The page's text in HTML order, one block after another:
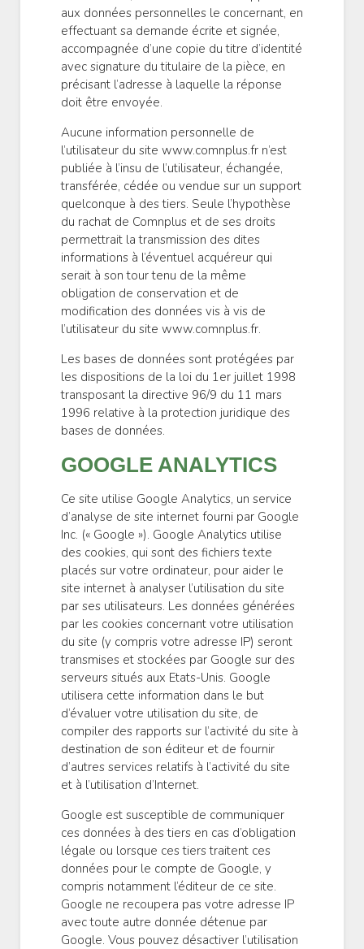
aux données personnelles le concernant, en
effectuant sa demande écrite et signée,
accompagnée d’une copie du titre d’identité
avec signature du titulaire de la pièce, en
précisant l’adresse à laquelle la réponse
doit être envoyée.
Aucune information personnelle de
l’utilisateur du site www.comnplus.fr n’est
publiée à l’insu de l’utilisateur, échangée,
transférée, cédée ou vendue sur un support
quelconque à des tiers. Seule l’hypothèse
du rachat de Comnplus et de ses droits
permettrait la transmission des dites
informations à l’éventuel acquéreur qui
serait à son tour tenu de la même
obligation de conservation et de
modification des données vis à vis de
l’utilisateur du site www.comnplus.fr.
Les bases de données sont protégées par
les dispositions de la loi du 1er juillet 1998
transposant la directive 96/9 du 11 mars
1996 relative à la protection juridique des
bases de données.
GOOGLE ANALYTICS
Ce site utilise Google Analytics, un service
d’analyse de site internet fourni par Google
Inc. (« Google »). Google Analytics utilise
des cookies, qui sont des fichiers texte
placés sur votre ordinateur, pour aider le
site internet à analyser l’utilisation du site
par ses utilisateurs. Les données générées
par les cookies concernant votre utilisation
du site (y compris votre adresse IP) seront
transmises et stockées par Google sur des
serveurs situés aux Etats-Unis. Google
utilisera cette information dans le but
d’évaluer votre utilisation du site, de
compiler des rapports sur l’activité du site à
destination de son éditeur et de fournir
d’autres services relatifs à l’activité du site
et à l’utilisation d’Internet.
Google est susceptible de communiquer
ces données à des tiers en cas d’obligation
légale ou lorsque ces tiers traitent ces
données pour le compte de Google, y
compris notamment l’éditeur de ce site.
Google ne recoupera pas votre adresse IP
avec toute autre donnée détenue par
Google. Vous pouvez désactiver l’utilisation